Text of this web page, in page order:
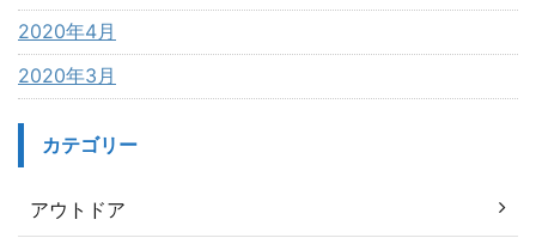
2020年4月
2020年3月
カテゴリー
アウトドア